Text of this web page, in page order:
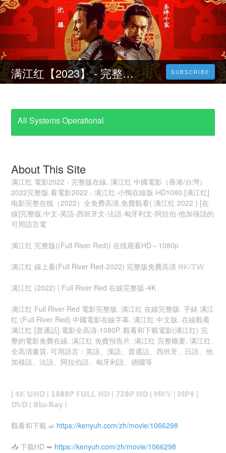
满江红【2023】 - 完整版在线高清免费1080P [在線觀看] SUBSCRIBE
All Systems Operational
About This Site
满江红 電影2022 - 完整版在線. 满江红 中國電影（香港/台灣）
2022完整版.看電影2022 - 满江红-小鴨在線版-HD1080.[满江红]
电影完整在线（2022）全免费高清.免費觀看( 满江红 2022 ) [在
線]完整版.中文-英語-西班牙文-法語-匈牙利文-阿拉伯-他加祿語的
可用語言電
满江红 完整版((Full River Red)) 在线观看HD～1080p
满江红 線上看(Full River Red-2022) 完整版免費高清 ℍ𝕂/𝕋𝕎
满江红 (2022) | Full River Red 在線完整版-𝟦K
满江红 Full River Red 電影完整版. 满江红 在線完整版. 手錶 满江
红 (Full River Red) 中國電影在線字幕. 满江红 中文版. 在線觀看
满江红 [普通話] 電影全高清-1080P. 觀看和下載電影(满江红) 完
整的電影免費在線. 满江红 免費預告片. 满江红 完整概要. 满江红
全高清畫質. 可用語言：英語、漢語、普通話、西班牙、日語、他
加祿語、法語、阿拉伯語、匈牙利語、德國等
| 𝟜𝕂 𝕌ℍ𝔻 | 𝟙𝟘𝟠𝟘ℙ 𝔽𝕌𝕃𝕃 ℍ𝔻 | 𝟟𝟚𝟘ℙ ℍ𝔻 | 𝕄𝕂𝕍 | 𝕄ℙ𝟜 |
𝔻𝕍𝔻 | 𝔹𝕝𝕦-ℝ𝕒𝕪 |
觀看和下載 ➫️ https://kenyuh.com/zh/movie/1066298
📥 下载HD ➥ https://kenyuh.com/zh/movie/1066298